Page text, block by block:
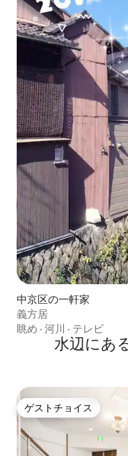
中京区の一軒家
義方居
眺め · 河川 · テレビ
水辺にあ
ゲストチョイス
ゲストチョイス